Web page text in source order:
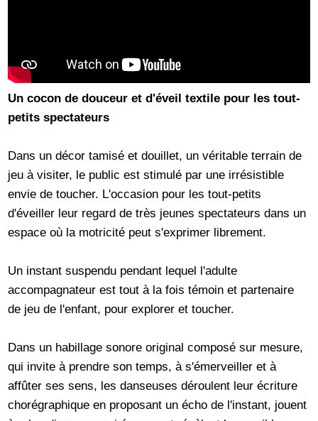
Un cocon de douceur et d'éveil textile pour les tout-
petits spectateurs
Dans un décor tamisé et douillet, un véritable terrain de
jeu à visiter, le public est stimulé par une irrésistible
envie de toucher. L'occasion pour les tout-petits
d'éveiller leur regard de très jeunes spectateurs dans un
espace où la motricité peut s'exprimer librement.
Un instant suspendu pendant lequel l'adulte
accompagnateur est tout à la fois témoin et partenaire
de jeu de l'enfant, pour explorer et toucher.
Dans un habillage sonore original composé sur mesure,
qui invite à prendre son temps, à s'émerveiller et à
affûter ses sens, les danseuses déroulent leur écriture
chorégraphique en proposant un écho de l'instant, jouent